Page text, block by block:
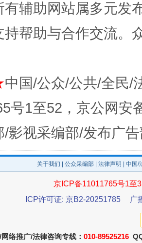
助力责任有效落实 一纸欠
有辅助网站属多元发
持帮助与合作交流。
中国/公众/公共/全民/
号1至52，京公网安
/影视采编部/发布广
关于我们 公众采编部 法律声明 | 中国
京ICP备11011765号1至
ICP许可证: 京B2-20251785
广
络推广/法律咨询专线： 010-89525216